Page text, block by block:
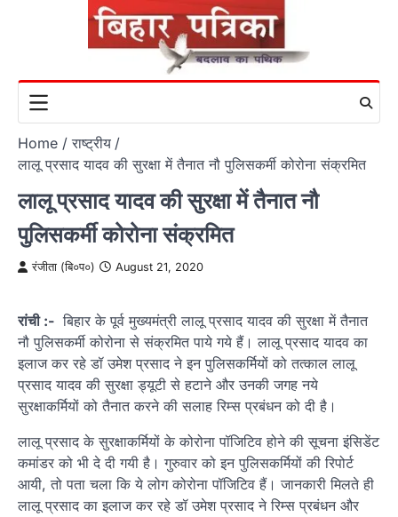
Home
राष्ट्रीय
लालू प्रसाद यादव की सुरक्षा में तैनात नौ पुलिसकर्मी कोरोना संक्रमित
लालू प्रसाद यादव की सुरक्षा में तैनात नौ
पुलिसकर्मी कोरोना संक्रमित
रंजीता (बि०प०) August 21, 2020
रांची :- बिहार के पूर्व मुख्यमंत्री लालू प्रसाद यादव की सुरक्षा में तैनात
नौ पुलिसकर्मी कोरोना से संक्रमित पाये गये हैं। लालू प्रसाद यादव का
इलाज कर रहे डॉ उमेश प्रसाद ने इन पुलिसकर्मियों को तत्काल लालू
प्रसाद यादव की सुरक्षा ड्यूटी से हटाने और उनकी जगह नये
सुरक्षाकर्मियों को तैनात करने की सलाह रिम्स प्रबंधन को दी है।
लालू प्रसाद के सुरक्षाकर्मियों के कोरोना पॉजिटिव होने की सूचना इंसिडेंट
कमांडर को भी दे दी गयी है। गुरुवार को इन पुलिसकर्मियों की रिपोर्ट
आयी, तो पता चला कि ये लोग कोरोना पॉजिटिव हैं। जानकारी मिलते ही
लालू प्रसाद का इलाज कर रहे डॉ उमेश प्रसाद ने रिम्स प्रबंधन और